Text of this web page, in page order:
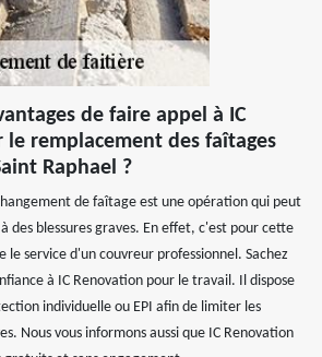
de faire appel à IC
le remplacement des faîtages
Raphael ?
de faîtage est une opération qui peut
des blessures graves. En effet, c'est pour cette
le service d'un couvreur professionnel. Sachez
à IC Renovation pour le travail. Il dispose
individuelle ou EPI afin de limiter les
Nous vous informons aussi que IC Renovation